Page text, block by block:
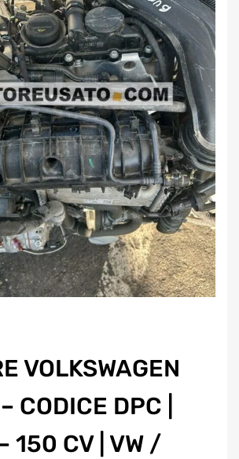
VOLKSWAGEN
CODICE DPC |
150 CV | VW /